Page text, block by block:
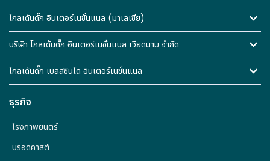
โกลเด้นดั๊ก อินเตอร์เนชั่นแนล (มาเลเซีย)
บริษัท โกลเด้นดั๊ก อินเตอร์เนชั่นแนล เวียดนาม จำกัด
โกลเด้นดั๊ก เบลสซินโด อินเตอร์เนชั่นแนล
ธุรกิจ
บรอดคาสต์
โรงภาพยนตร์